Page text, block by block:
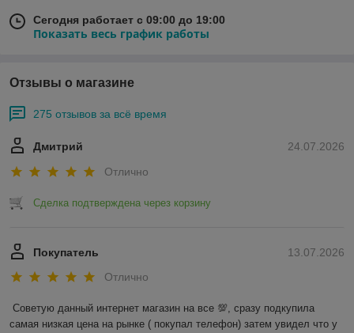
Сегодня работает с 09:00 до 19:00
Показать весь график работы
Отзывы о магазине
275 отзывов за всё время
24.07.2026
Дмитрий
Отлично
Сделка подтверждена через корзину
13.07.2026
Покупатель
Отлично
Советую данный интернет магазин на все 💯, сразу подкупила
самая низкая цена на рынке ( покупал телефон) затем увидел что у